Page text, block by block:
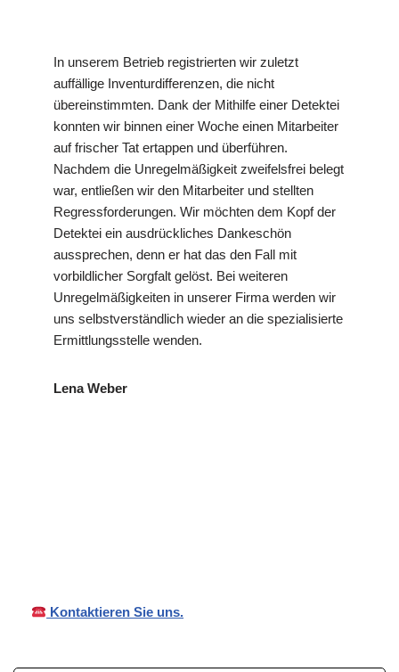
In unserem Betrieb registrierten wir zuletzt
auffällige Inventurdifferenzen, die nicht
übereinstimmten. Dank der Mithilfe einer Detektei
konnten wir binnen einer Woche einen Mitarbeiter
auf frischer Tat ertappen und überführen.
Nachdem die Unregelmäßigkeit zweifelsfrei belegt
war, entließen wir den Mitarbeiter und stellten
Regressforderungen. Wir möchten dem Kopf der
Detektei ein ausdrückliches Dankeschön
aussprechen, denn er hat das den Fall mit
vorbildlicher Sorgfalt gelöst. Bei weiteren
Unregelmäßigkeiten in unserer Firma werden wir
uns selbstverständlich wieder an die spezialisierte
Ermittlungsstelle wenden.
Lena Weber
Kontaktieren Sie uns.